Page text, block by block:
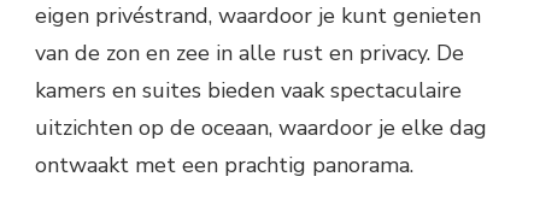
eigen privéstrand, waardoor je kunt genieten
van de zon en zee in alle rust en privacy. De
kamers en suites bieden vaak spectaculaire
uitzichten op de oceaan, waardoor je elke dag
ontwaakt met een prachtig panorama.